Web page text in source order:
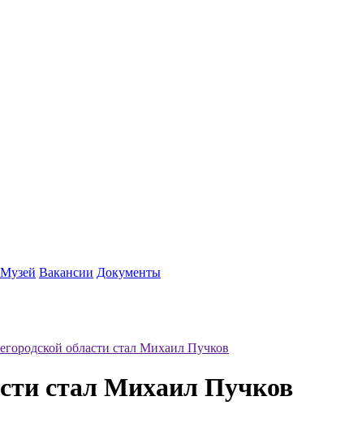
Музей Вакансии Документы
области стал Михаил Пучков
стал Михаил Пучков